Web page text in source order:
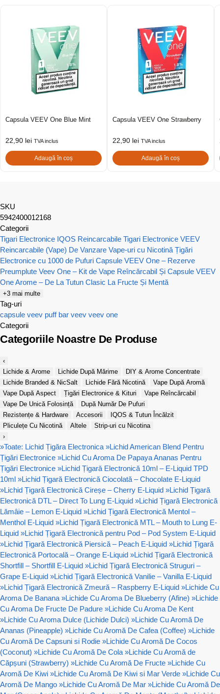
Capsula VEEV One Blue Mint
22,90 lei TVA inclus
Adaugă în coș
Capsula VEEV One Strawberry
22,90 lei TVA inclus
Adaugă în coș
SKU
5942400012168
Categorii
Tigari Electronice IQOS Reincarcabile Tigari Electronice VEEV
Reincarcabile (Vape) De Vanzare Vape-uri cu Nicotină Țigări
Electronice cu 1000 de Pufuri Capsule VEEV One – Rezerve
Preumplute Veev One – Kit de Vape Reîncărcabil Și Capsule VEEV
One Arome – De La Tutun Clasic La Fructe Și Mentă
+3 mai multe
Tag-uri
capsule veev puff bar veev veev one
Categorii
Categoriile Noastre De Produse
‹
Lichide & Arome
Lichide După Mărime
DIY & Arome Concentrate
Lichide Branded & NicSalt
Lichide Fără Nicotină
Vape După Aromă
Vape După Aspect
Țigări Electronice & Kituri
Vape Reîncărcabil
Vape De Unică Folosință
După Număr De Pufuri
Rezistențe & Hardware
Accesorii
IQOS & Tutun Încălzit
Pliculețe Cu Nicotină
Altele
Strip-uri cu Nicotina
›
»Toate: Lichid Țigăra Electronica »Lichid American Blend Pentru
Țigări Electronice »Lichid Cu Aroma De Papaya Ananas Pentru
Țigări Electronice »Lichid Țigară Electronică 10ml – E-Liquid TPD
10ml »Lichid Țigară Electronică Ciocolată – Chocolate E-Liquid
»Lichid Țigară Electronică Cireșe – Cherry E-Liquid »Lichid Țigară
Electronică DTL – Direct To Lung E-Liquid »Lichid Țigară Electronică
Lămâie – Lemon E-Liquid »Lichid Țigară Electronică Mentol –
Menthol E-Liquid »Lichid Țigară Electronică MTL – Mouth to Lung E-
Liquid »Lichid Țigară Electronică pentru Pod – Pod System E-Liquid
»Lichid Țigară Electronică Piersică – Peach E-Liquid »Lichid Țigară
Electronică Portocală – Orange E-Liquid »Lichid Țigară Electronică
Shortfill – Shortfill E-Liquid »Lichid Țigară Electronică Struguri –
Grape E-Liquid »Lichid Țigară Electronică Vanilie – Vanilla E-Liquid
»Lichid Țigară Electronică Zmeură – Raspberry E-Liquid »Lichide Cu
Aroma De Banana »Lichide Cu Aroma De Blueberry (Afine) »Lichide
Cu Aroma De Fructe De Padure »Lichide Cu Aroma De Kent
»Lichide Cu Aroma Dulce (Lichide Dulci) »Lichide Cu Aromă De
Ananas (Pineapple) »Lichide Cu Aromă De Cafea (Coffee) »Lichide
Cu Aromă De Capsuni si Rodie »Lichide Cu Aromă De Cocos
(Coconut) »Lichide Cu Aromă De Cola »Lichide Cu Aromă de
Căpșuni (Strawberry) »Lichide Cu Aromă De Fructe »Lichide Cu
Aromă De Kiwi »Lichide Cu Aromă De Kiwi si Mar Verde »Lichide Cu
Aromă De Mango »Lichide Cu Aromă De Mar »Lichide Cu Aromă De